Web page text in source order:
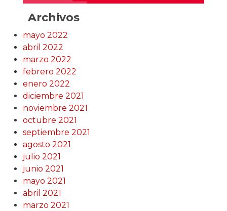
Archivos
mayo 2022
abril 2022
marzo 2022
febrero 2022
enero 2022
diciembre 2021
noviembre 2021
octubre 2021
septiembre 2021
agosto 2021
julio 2021
junio 2021
mayo 2021
abril 2021
marzo 2021